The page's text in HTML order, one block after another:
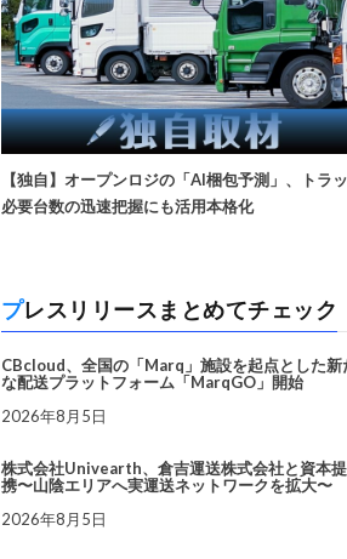
【独自】オープンロジの「AI梱包予測」、トラ
必要台数の迅速把握にも活用本格化
プレスリリースまとめてチェック
CBcloud、全国の「Marq」施設を起点とした新
な配送プラットフォーム「MarqGO」開始
2026年8月5日
株式会社Univearth、倉吉運送株式会社と資本提
携〜山陰エリアへ実運送ネットワークを拡大〜
2026年8月5日